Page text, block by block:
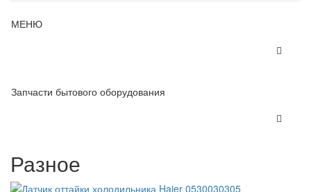
МЕНЮ
Запчасти бытового оборудования
Разное